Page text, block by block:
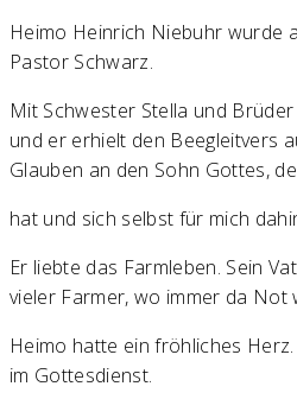
Heimo Heinrich Niebuhr wurde
Pastor Schwarz.
Mit Schwester Stella und
und er erhielt den Beegleitvers
Glauben an den Sohn Gottes,
hat und sich selbst für mich
Er liebte das Farmleben. Sein
vieler Farmer, wo immer da Not
Heimo hatte ein fröhliches
im Gottesdienst.